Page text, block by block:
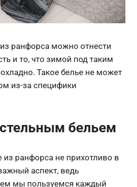
ранфорса можно отнести
и то, что зимой под таким
Такое белье не может
из-за специфики
бельем
из ранфорса не прихотливо в
аспект, ведь
мы пользуемся каждый